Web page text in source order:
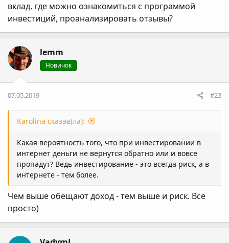
вклад, где можно ознакомиться с программой
инвестиций, проанализировать отзывы?
lemm
Новичок
07.05.2019 #23
Karolina сказав(ла):
Какая вероятность того, что при инвестировании в
интернет деньги не вернутся обратно или и вовсе
пропадут? Ведь инвестирование - это всегда риск, а в
интернете - тем более.
Чем выше обещают доход - тем выше и риск. Все
просто)